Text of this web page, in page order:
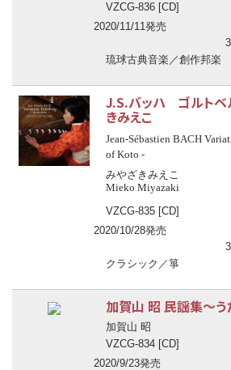
VZCG-836 [CD]
2020/11/11発売
琉球古典音楽／創作邦楽
J.S.バッハ ゴルトベ
きみえこ
Jean-Sébastien BACH
of Koto -
みやざきみえこ
Mieko Miyazaki
VZCG-835 [CD]
2020/10/28発売
クラシック／箏
加賀山 昭 民謡集～う
加賀山 昭
VZCG-834 [CD]
2020/9/23発売